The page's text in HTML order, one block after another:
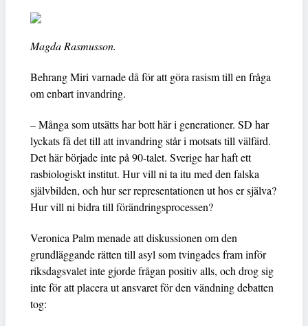
Magda Rasmusson.
Behrang Miri varnade då för att göra rasism till en fråga
om enbart invandring.
– Många som utsätts har bott här i generationer. SD har
lyckats få det till att invandring står i motsats till välfärd.
Det här började inte på 90-talet. Sverige har haft ett
rasbiologiskt institut. Hur vill ni ta itu med den falska
självbilden, och hur ser representationen ut hos er själva?
Hur vill ni bidra till förändringsprocessen?
Veronica Palm menade att diskussionen om den
grundläggande rätten till asyl som tvingades fram inför
riksdagsvalet inte gjorde frågan positiv alls, och drog sig
inte för att placera ut ansvaret för den vändning debatten
tog: